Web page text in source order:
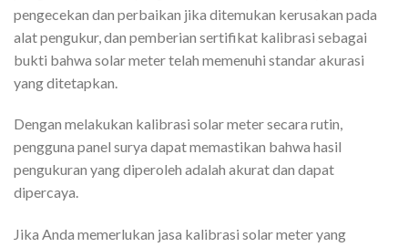
pengecekan dan perbaikan jika ditemukan kerusakan pada
alat pengukur, dan pemberian sertifikat kalibrasi sebagai
bukti bahwa solar meter telah memenuhi standar akurasi
yang ditetapkan.
Dengan melakukan kalibrasi solar meter secara rutin,
pengguna panel surya dapat memastikan bahwa hasil
pengukuran yang diperoleh adalah akurat dan dapat
dipercaya.
Jika Anda memerlukan jasa kalibrasi solar meter yang